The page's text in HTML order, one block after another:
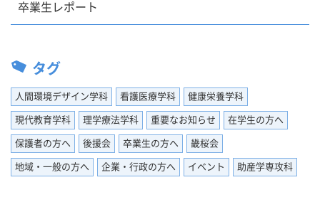
卒業生レポート
タグ
人間環境デザイン学科 看護医療学科 健康栄養学科
現代教育学科 理学療法学科 重要なお知らせ 在学生の方へ
保護者の方へ 後援会 卒業生の方へ 畿桜会
地域・一般の方へ 企業・行政の方へ イベント 助産学専攻科